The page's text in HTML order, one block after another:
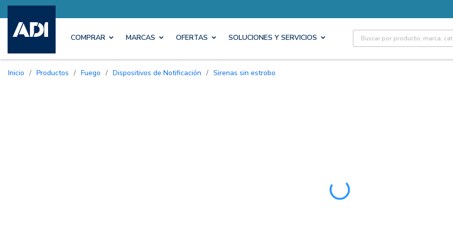
COMPRAR MARCAS OFERTAS SOLUCIONES Y SERVICIOS Site Search
Inicio / Productos / Fuego / Dispositivos de Notificación / Sirenas sin estrobo